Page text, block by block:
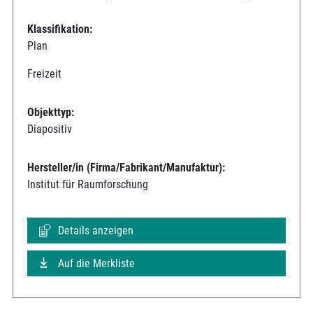
Klassifikation:
Plan
Freizeit
Objekttyp:
Diapositiv
Hersteller/in (Firma/Fabrikant/Manufaktur):
Institut für Raumforschung
Details anzeigen
Auf die Merkliste